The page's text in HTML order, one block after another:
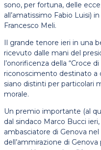
sono, per fortuna, delle
all’amatissimo Fabio Luisi)
Francesco Meli.
Il grande tenore ieri in una
ricevuto dalle mani del
l’onorificenza della “Croce
riconoscimento destinato a
siano distinti per particolari
morale.
Un premio importante (al
dal sindaco Marco Bucci
ambasciatore di Genova
dell’ammirazione di